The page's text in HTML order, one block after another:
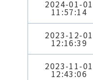
2024-01-01
11:57:14
2023-12-01
12:16:39
2023-11-01
12:43:06